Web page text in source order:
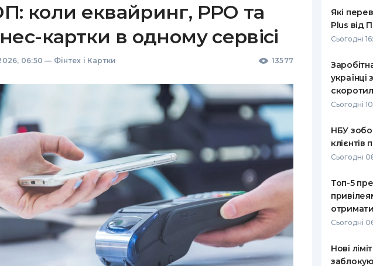
коли еквайринг, РРО та
картки в одному сервісі
06:50 — Фінтех і Картки 13577
Які
Plus від
Сьогодні
українці
Сьогодні
НБУ
клієнтів
Сьогодні
Топ-5
отримати
Сьогодні
Нові